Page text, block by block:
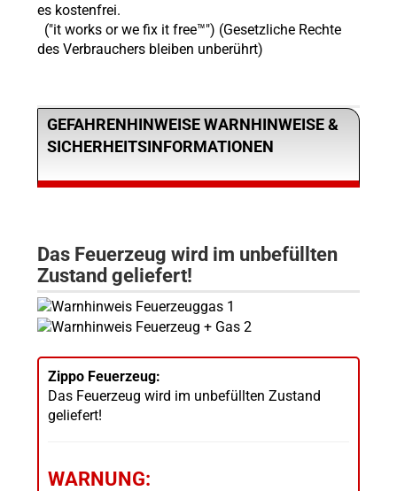
es kostenfrei.
("it works or we fix it free™") (Gesetzliche Rechte
des Verbrauchers bleiben unberührt)
GEFAHRENHINWEISE WARNHINWEISE &
SICHERHEITSINFORMATIONEN
Das Feuerzeug wird im unbefüllten
Zustand geliefert!
Zippo Feuerzeug:
Das Feuerzeug wird im unbefüllten Zustand
geliefert!
WARNUNG: